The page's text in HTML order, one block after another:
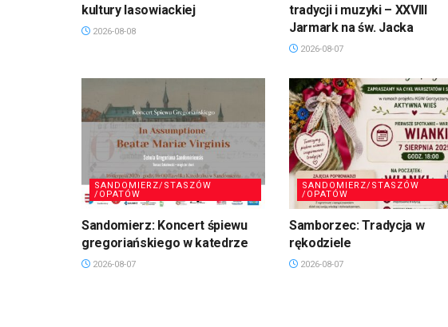
kultury lasowiackiej
2026-08-08
tradycji i muzyki – XXVIII
Jarmark na św. Jacka
2026-08-07
SANDOMIERZ/STASZÓW
/OPATÓW
Sandomierz: Koncert śpiewu
gregoriańskiego w katedrze
2026-08-07
SANDOMIERZ/STASZÓW
/OPATÓW
Samborzec: Tradycja w
rękodziele
2026-08-07